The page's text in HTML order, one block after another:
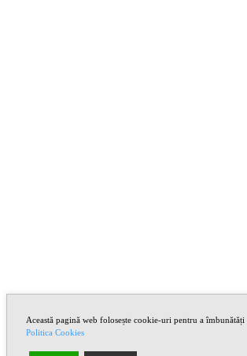
Această pagină web folosește cookie-uri pentru a
Politica Cookies